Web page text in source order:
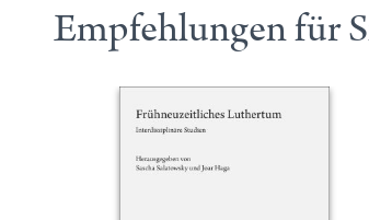
Empfehlungen für